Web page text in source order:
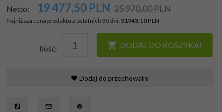
Netto: 19 477,50 PLN 25 970,00 PLN
Najniższa cena produktu z ostatnich 30 dni: 31943.10 PLN
Ilość: DODAJ DO KOSZYKA!
Dodaj do przechowalni